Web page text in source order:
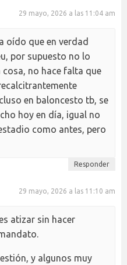
29 mayo, 2026 a las 11:04 am
oído que en verdad
por supuesto no lo
cosa, no hace falta que
en baloncesto tb, se
hoy en día, igual no
como antes, pero
Responder
29 mayo, 2026 a las 11:10 am
atizar sin hacer
y algunos muy